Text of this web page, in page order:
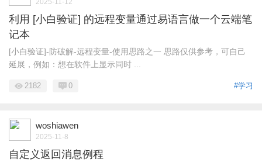
2025-11-12
利用 [小白验证] 的远程变量通过易语言做一个云端笔
记本
[小白验证]-防破解-远程变量-使用思路之一 思路仅供参考，可自己
延展，例如：想在软件上显示同时 ...
#学习
2182 0
woshiawen
2025-11-8
自定义返回消息例程